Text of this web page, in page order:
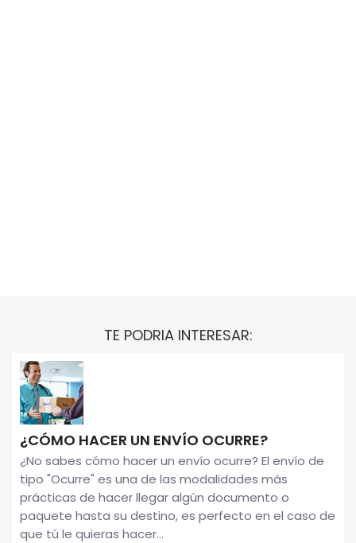
TE PODRIA INTERESAR:
¿CÓMO HACER UN ENVÍO OCURRE?
¿No sabes cómo hacer un envío ocurre? El envío de
tipo "Ocurre" es una de las modalidades más
prácticas de hacer llegar algún documento o
paquete hasta su destino, es perfecto en el caso de
que tú le quieras hacer...